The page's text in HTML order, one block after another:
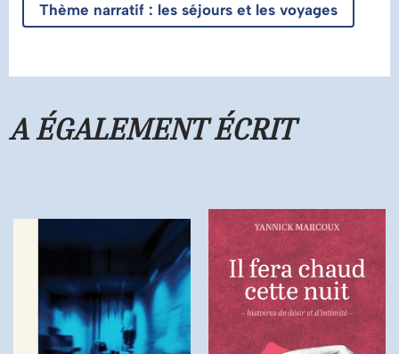
Thème narratif : les séjours et les voyages
A ÉGALEMENT ÉCRIT